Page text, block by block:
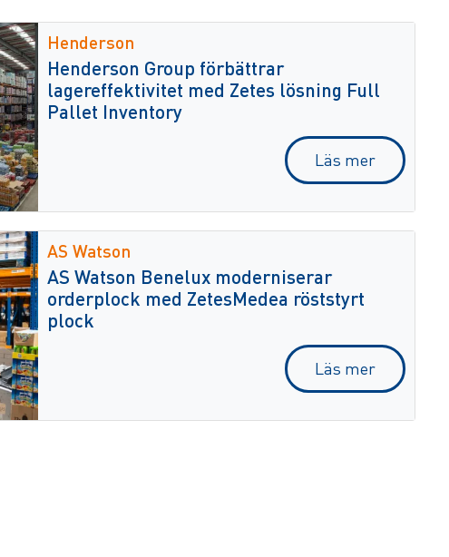
Henderson
Henderson Group förbättrar
lagereffektivitet med Zetes lösning Full
Pallet Inventory
Läs mer
AS Watson
AS Watson Benelux moderniserar
orderplock med ZetesMedea röststyrt
plock
Läs mer